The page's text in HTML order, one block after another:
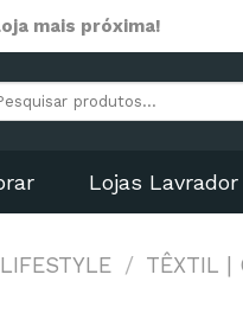
mais próxima!
Lojas Lavrador
/ TÊXTIL |